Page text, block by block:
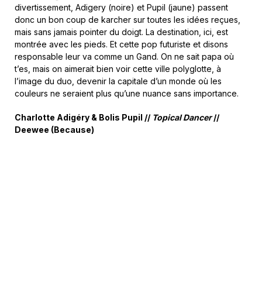
divertissement, Adigery (noire) et Pupil (jaune) passent
donc un bon coup de karcher sur toutes les idées reçues,
mais sans jamais pointer du doigt. La destination, ici, est
montrée avec les pieds. Et cette pop futuriste et disons
responsable leur va comme un Gand. On ne sait papa où
t’es, mais on aimerait bien voir cette ville polyglotte, à
l’image du duo, devenir la capitale d’un monde où les
couleurs ne seraient plus qu’une nuance sans importance.
Charlotte Adigéry & Bolis Pupil // Topical Dancer//
Deewee (Because)